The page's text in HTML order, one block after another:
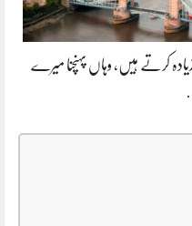
کرتے ہیں، وہاں پہنچنا میرے